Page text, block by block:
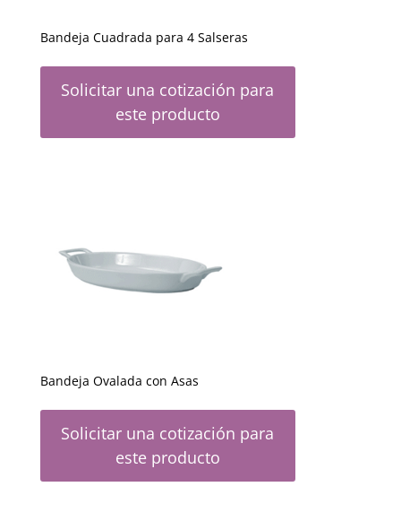
Bandeja Cuadrada para 4 Salseras
Solicitar una cotización para
este producto
Bandeja Ovalada con Asas
Solicitar una cotización para
este producto